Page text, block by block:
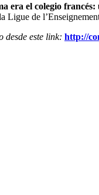
era el colegio
Ligue de
desde este link: http://